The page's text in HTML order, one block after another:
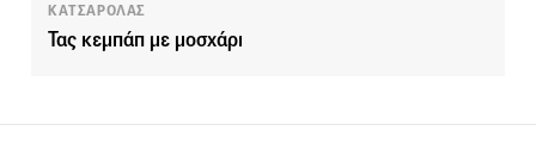
ΚΑΤΣΑΡΟΛΑΣ
Τας κεμπάπ με μοσχάρι